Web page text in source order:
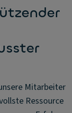
Mitarbeiter
Ressource